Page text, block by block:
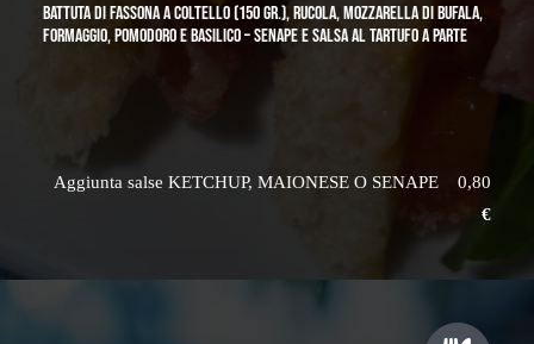
BATTUTA DI FASSONA A COLTELLO (150 GR.), RUCOLA, MOZZARELLA DI BUFALA,
FORMAGGIO, POMODORO E BASILICO – SENAPE E SALSA AL TARTUFO A PARTE
Aggiunta salse KETCHUP, MAIONESE O SENAPE 0,80
€